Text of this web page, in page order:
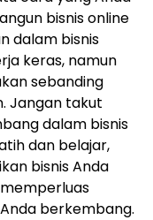
bisnis online
dalam bisnis
keras, namun
sebanding
Jangan takut
dalam bisnis
dan belajar,
bisnis Anda
berkembang.